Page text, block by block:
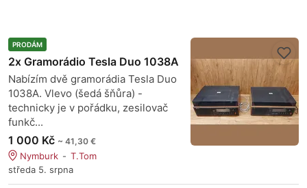
PRODÁM
2x Gramorádio Tesla Duo 1038A
Nabízím dvě gramorádia Tesla Duo
1038A. Vlevo (šedá šňůra) -
technicky je v pořádku, zesilovač
funkč...
1 000 Kč ~ 41,30 €
Nymburk
T.Tom
středa 5. srpna